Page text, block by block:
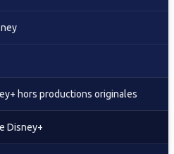
hors productions originales
Disney+